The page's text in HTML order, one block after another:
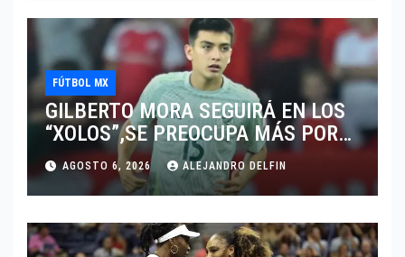
FÚTBOL MX
GILBERTO MORA SEGUIRÁ EN LOS
“XOLOS”,SE PREOCUPA MÁS POR
JUGAR EN SU EQUIPO.
AGOSTO 6, 2026 ALEJANDRO DELFIN